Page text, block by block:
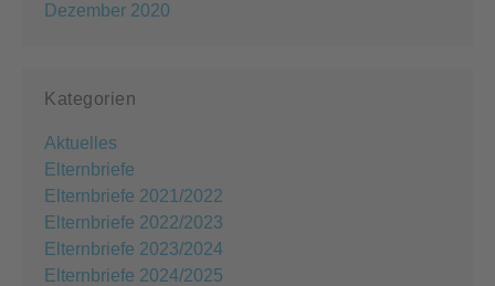
Dezember 2020
Kategorien
Aktuelles
Elternbriefe
Elternbriefe 2021/2022
Elternbriefe 2022/2023
Elternbriefe 2023/2024
Elternbriefe 2024/2025